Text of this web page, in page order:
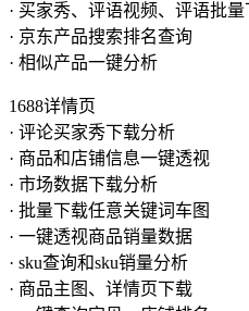
· 买家秀、评语视频、评语批量
· 京东产品搜索排名查询
· 相似产品一键分析
1688详情页
· 评论买家秀下载分析
· 商品和店铺信息一键透视
· 市场数据下载分析
· 批量下载任意关键词车图
· 一键透视商品销量数据
· sku查询和sku销量分析
· 商品主图、详情页下载